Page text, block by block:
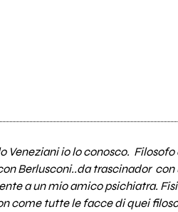
Veneziani io lo conosco.
Berlusconi..da trascinador
a un mio amico psichiatra.
come tutte le facce di quei